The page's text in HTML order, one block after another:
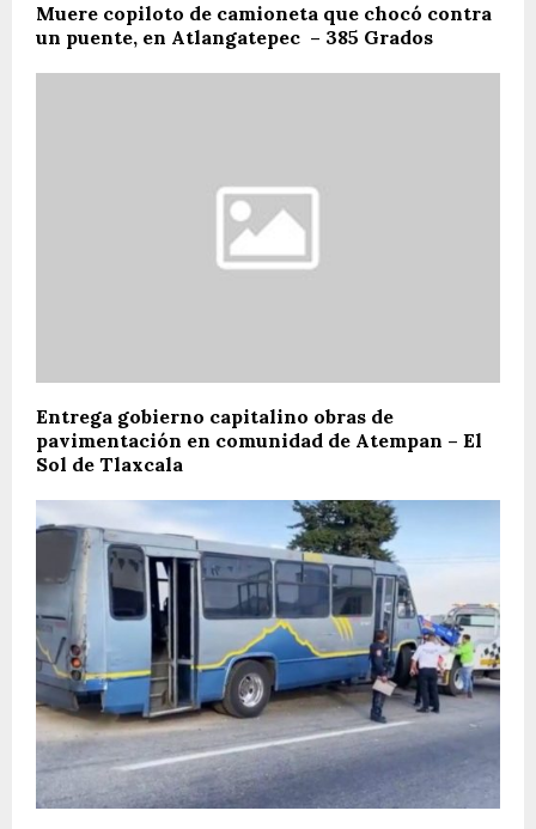
Muere copiloto de camioneta que chocó contra
un puente, en Atlangatepec – 385 Grados
Entrega gobierno capitalino obras de
pavimentación en comunidad de Atempan – El
Sol de Tlaxcala